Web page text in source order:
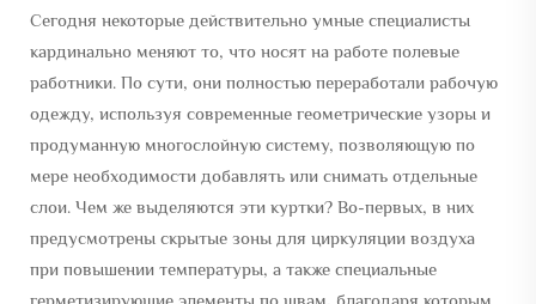
Сегодня некоторые действительно умные специалисты
кардинально меняют то, что носят на работе полевые
работники. По сути, они полностью переработали рабочую
одежду, используя современные геометрические узоры и
продуманную многослойную систему, позволяющую по
мере необходимости добавлять или снимать отдельные
слои. Чем же выделяются эти куртки? Во-первых, в них
предусмотрены скрытые зоны для циркуляции воздуха
при повышении температуры, а также специальные
герметизирующие элементы по швам, благодаря которым